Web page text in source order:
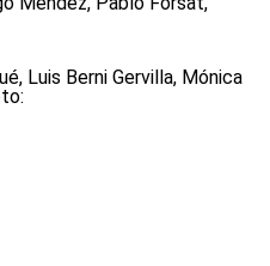
Luis Berni Gervilla, Mónica